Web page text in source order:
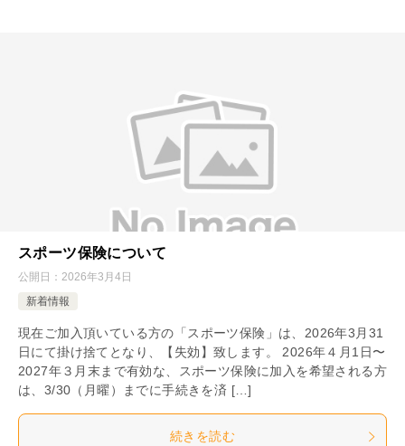
スポーツ保険について
公開日： 2026年3月4日
新着情報
現在ご加入頂いている方の「スポーツ保険」は、2026年3月31
日にて掛け捨てとなり、【失効】致します。 2026年４月1日〜
2027年３月末まで有効な、スポーツ保険に加入を希望される方
は、3/30（月曜）までに手続きを済 […]
続きを読む